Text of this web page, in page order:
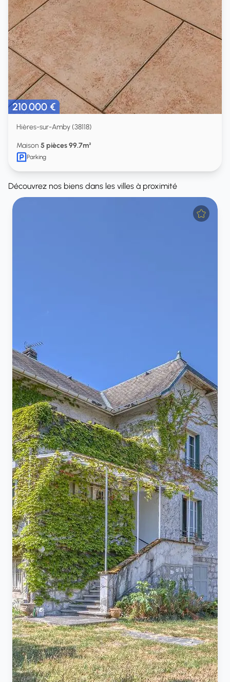
210 000 €
Hières-sur-Amby (38118)
Maison 5 pièces 99.7m²
Parking
Découvrez nos biens dans les villes à proximité